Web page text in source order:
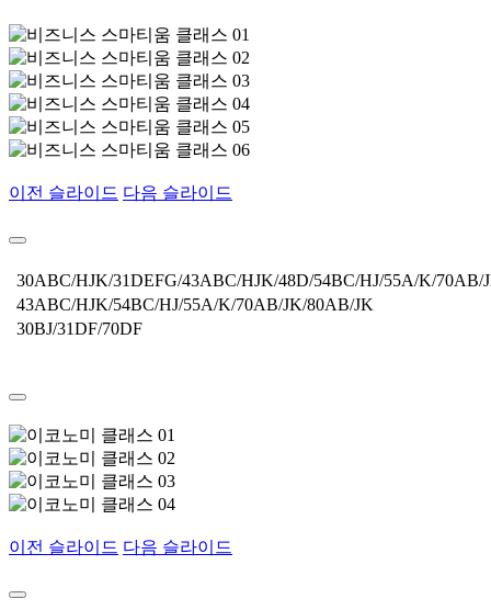
이전 슬라이드 다음 슬라이드
30ABC/HJK/31DEFG/43ABC/HJK/48D/54BC/HJ/55A/K/70AB/
43ABC/HJK/54BC/HJ/55A/K/70AB/JK/80AB/JK
30BJ/31DF/70DF
이전 슬라이드 다음 슬라이드